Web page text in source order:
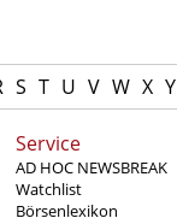
S T U V W X Y
Service
AD HOC NEWSBREAK
Watchlist
Börsenlexikon